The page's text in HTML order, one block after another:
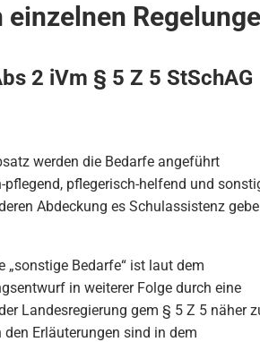
einzelnen
2 iVm § 5 Z 5 StSchAG
werden die Bedarfe angeführt
pflegend, pflegerisch-helfend und
Abdeckung es Schulassistenz
„sonstige Bedarfe“ ist laut dem
in weiterer Folge durch eine
Landesregierung gem § 5 Z 5 näher
den Erläuterungen sind in dem